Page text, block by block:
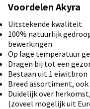
Voordelen Akyra
Uitstekende kwaliteit
100% natuurlijk
bewerkingen
Op lage temperatuur
Dragen bij tot een
Bestaan uit 1 eiwitbron
Breed assortiment,
Duidelijk over
(zoveel mogelijk uit